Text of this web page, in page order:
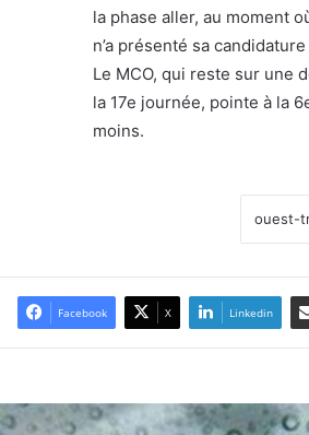
la phase aller, au moment
n’a présenté sa
Le MCO, qui reste sur une
la 17e journée, pointe à la
moins.
Facebook X Linkedin